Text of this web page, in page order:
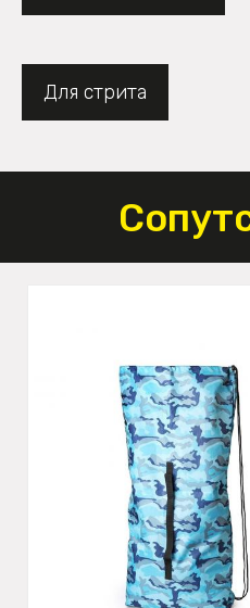
Для стрита